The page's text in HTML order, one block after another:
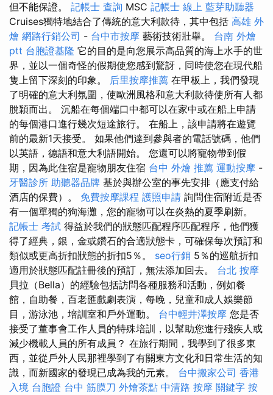
但不能保證。 記帳士 查詢 MSC 記帳士 線上 藍芽助聽器
Cruises獨特地結合了傳統的意大利款待，其中包括 高雄 外
燴 網路行銷公司 - 台中市按摩 藝術技術壯舉。 台南 外燴
ptt 台胞證基隆 它的目的是向您展示高品質的海上水手的世
界，並以一個奇怪的假期使您感到驚訝，同時使您在現代船
隻上留下深刻的印象。 后里按摩推薦 在甲板上，我們發現
了明確的意大利氛圍，使歐洲風格和意大利款待使所有人都
脫穎而出。 沉船在每個端口中都可以在家中或在船上申請
的每個港口進行幾次短途旅行。 在船上，該申請將在遊覽
前的最新1天接受。 如果他們達到參與者的電話號碼，他們
以英語，德語和意大利語開始。 您還可以將寵物帶到假
期，因為此住宿是寵物朋友住宿 台中 外燴 推薦 運動按摩 -
牙醫診所 助聽器品牌 基於與辦公室的事先安排（應支付給
酒店的保費）。 免費按摩課程 護照申請 詢問住宿附近是否
有一個單獨的狗海灘，您的寵物可以在炎熱的夏季刷新。
記帳士 考試 得益於我們的狀態匹配程序匹配程序，他們獲
得了經典，銀，金或鑽石的合適狀態卡，可確保每次預訂和
類似或更高折扣狀態的折扣5％。 seo行銷 5％的巡航折扣
適用於狀態匹配註冊後的預訂，無法添加回去。 台北 按摩
貝拉（Bella）的經驗包括訪問各種服務和活動，例如餐
館，自助餐，百老匯戲劇表演，每晚，兒童和成人娛樂節
目，游泳池，培訓室和戶外運動。 台中輕井澤按摩 您是否
接受了董事會工作人員的特殊培訓，以幫助您進行殘疾人或
減少機載人員的所有成員？ 在旅行期間，我學到了很多東
西，並從戶外人民那裡學到了有關東方文化和日常生活的知
識，而新國家的發現已成為我的元素。 台中搬家公司 香港
入境 台胞證 台中 筋膜刀 外燴茶點 中清路 按摩 關鍵字 按